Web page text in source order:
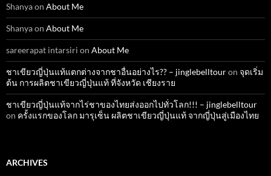
Shanyaon About Me
Shanyaon About Me
sareerapat intarsiri on About Me
ชาเขียวญี่ปุ่นแท้แตกต่างจากชาอื่นอย่างไร?? – jinglebelltouron จุดเริ่ม
ต้น การผลิตชาเขียวญี่ปุ่นแท้ ที่จังหวัด เชียงราย
ชาเขียวญี่ปุ่นแท้จากไร่ชาของไทยส่งออกไปทั่วโลก!!! – jinglebelltour
on ครั้งแรกของโลก มารุเซ็น ผลิตชาเขียวญี่ปุ่นแท้ จากญี่ปุ่นสู่เมืองไทย
ARCHIVES